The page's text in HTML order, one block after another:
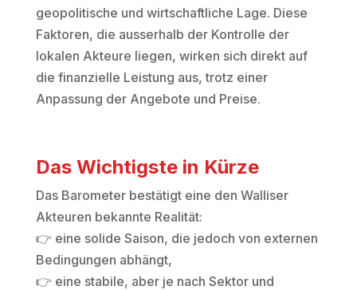
geopolitische und wirtschaftliche Lage. Diese
Faktoren, die ausserhalb der Kontrolle der
lokalen Akteure liegen, wirken sich direkt auf
die finanzielle Leistung aus, trotz einer
Anpassung der Angebote und Preise.
Das Wichtigste in Kürze
Das Barometer bestätigt eine den Walliser
Akteuren bekannte Realität:
👉 eine solide Saison, die jedoch von externen
Bedingungen abhängt,
👉 eine stabile, aber je nach Sektor und